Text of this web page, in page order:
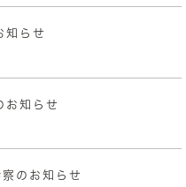
知らせ
お知らせ
のお知らせ